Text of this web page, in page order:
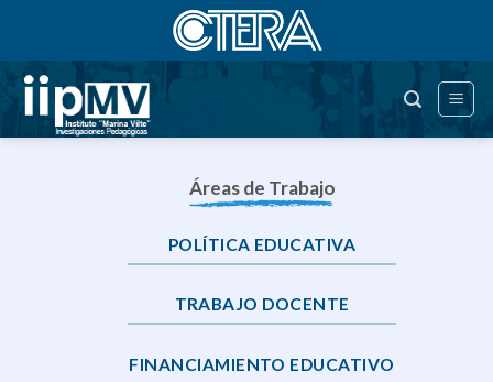
contenido
Áreas de Trabajo
POLÍTICA EDUCATIVA
TRABAJO DOCENTE
FINANCIAMIENTO EDUCATIVO